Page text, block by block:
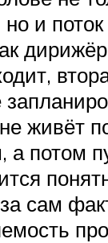
но и
не живёт
а потом
сам